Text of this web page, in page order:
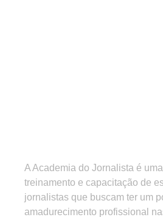
A Academia do Jornalista é
treinamento e capacitação de
jornalistas que buscam ter um
amadurecimento profissional